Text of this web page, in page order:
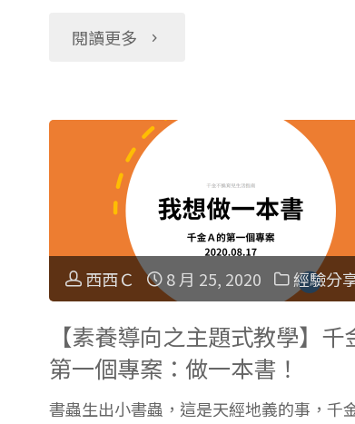
介
生
曲
線
圖
表
閱讀更多 "預
產
憂
鬱
症，
西西Ｃ 8 月 25, 2020 經驗分
【素養導向之主題式教學】千
第一個專案：做一本書！
書蟲生出小書蟲，這是天經地義的事，千